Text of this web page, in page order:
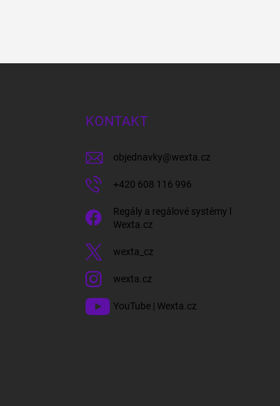
KONTAKT
objednavky@wexta.cz
+420 608 116 996
Regály a regálové systémy l
Wexta.cz
wexta_cz
wexta.cz
YouTube | Wexta.cz